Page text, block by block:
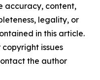
accuracy, content,
legality, or
in this article.
issues
the author